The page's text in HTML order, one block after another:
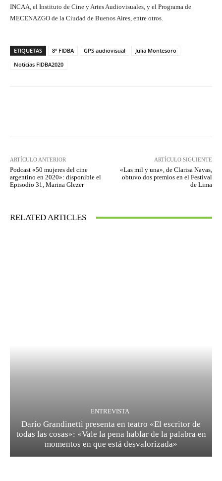
INCAA, el Instituto de Cine y Artes Audiovisuales, y el Programa de
MECENAZGO de la Ciudad de Buenos Aires, entre otros.
ETIQUETAS 8º FIDBA GPS audiovisual
Julia Montesoro
Noticias FIDBA2020
ARTÍCULO ANTERIOR
Podcast «50 mujeres del cine
argentino en 2020»: disponible el
Episodio 31, Marina Glezer
ARTÍCULO SIGUIENTE
«Las mil y una», de Clarisa Navas,
obtuvo dos premios en el Festival
de Lima
RELATED ARTICLES
ENTREVISTA
Darío Grandinetti presenta en teatro «El escritor de
todas las cosas»: «Vale la pena hablar de la palabra en
momentos en que está desvalorizada»